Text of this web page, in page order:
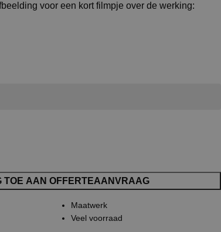
voor een kort filmpje over de werking:
TOE AAN OFFERTEAANVRAAG
Maatwerk
Veel voorraad